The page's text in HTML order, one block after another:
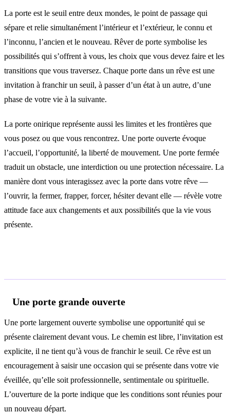
La porte est le seuil entre deux mondes, le point de passage qui
sépare et relie simultanément l’intérieur et l’extérieur, le connu et
l’inconnu, l’ancien et le nouveau. Rêver de porte symbolise les
possibilités qui s’offrent à vous, les choix que vous devez faire et les
transitions que vous traversez. Chaque porte dans un rêve est une
invitation à franchir un seuil, à passer d’un état à un autre, d’une
phase de votre vie à la suivante.
La porte onirique représente aussi les limites et les frontières que
vous posez ou que vous rencontrez. Une porte ouverte évoque
l’accueil, l’opportunité, la liberté de mouvement. Une porte fermée
traduit un obstacle, une interdiction ou une protection nécessaire. La
manière dont vous interagissez avec la porte dans votre rêve —
l’ouvrir, la fermer, frapper, forcer, hésiter devant elle — révèle votre
attitude face aux changements et aux possibilités que la vie vous
présente.
Une porte grande ouverte
Une porte largement ouverte symbolise une opportunité qui se
présente clairement devant vous. Le chemin est libre, l’invitation est
explicite, il ne tient qu’à vous de franchir le seuil. Ce rêve est un
encouragement à saisir une occasion qui se présente dans votre vie
éveillée, qu’elle soit professionnelle, sentimentale ou spirituelle.
L’ouverture de la porte indique que les conditions sont réunies pour
un nouveau départ.